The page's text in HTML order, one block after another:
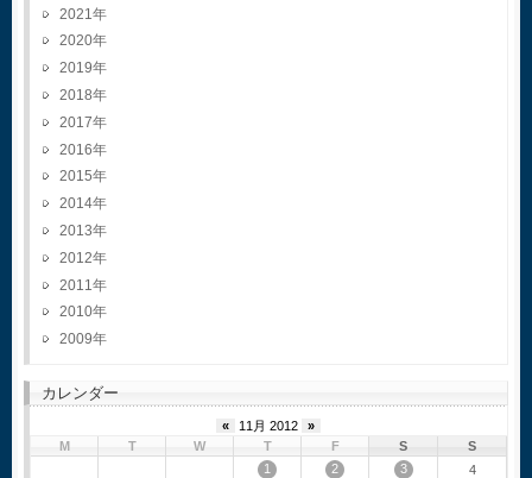
2021
2020
2019
2018
2017
2016
2015
2014
2013
2012
2011
2010
2009
カレンダー
« 11月 2012
»
M
T W T F S
S
1
2 3
4